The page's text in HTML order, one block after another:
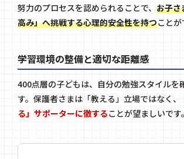
努力のプロセスを認められることで、 お子さ
高み」へ挑戦する心理的安全性を持つことが
学習環境の整備と適切な距離感
400点層の子どもは、自分の勉強スタイルを
す。保護者さまは「教える」立場ではなく、
る」サポーターに徹することが望ましいです。